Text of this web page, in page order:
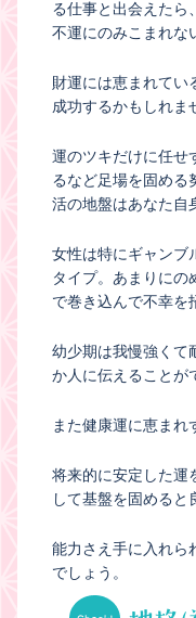
る仕事と出会えたら
不運にのみこまれな
財運には恵まれてい
成功するかもしれま
運のツキだけに任せ
るなど足場を固める
活の地盤はあなた自
女性は特にギャンブ
タイプ。あまりにの
で巻き込んで不幸を
幼少期は我慢強くて
か人に伝えることが
また健康運に恵まれ
将来的に安定した運
して基盤を固めると
能力さえ手に入れら
でしょう。